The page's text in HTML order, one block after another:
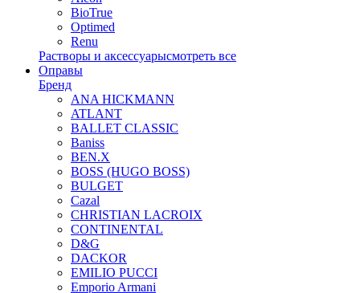
BioTrue
Optimed
Renu
Растворы и аксессуарысмотреть все
Оправы
Бренд
ANA HICKMANN
ATLANT
BALLET CLASSIC
Baniss
BEN.X
BOSS (HUGO BOSS)
BULGET
Cazal
CHRISTIAN LACROIX
CONTINENTAL
D&G
DACKOR
EMILIO PUCCI
Emporio Armani